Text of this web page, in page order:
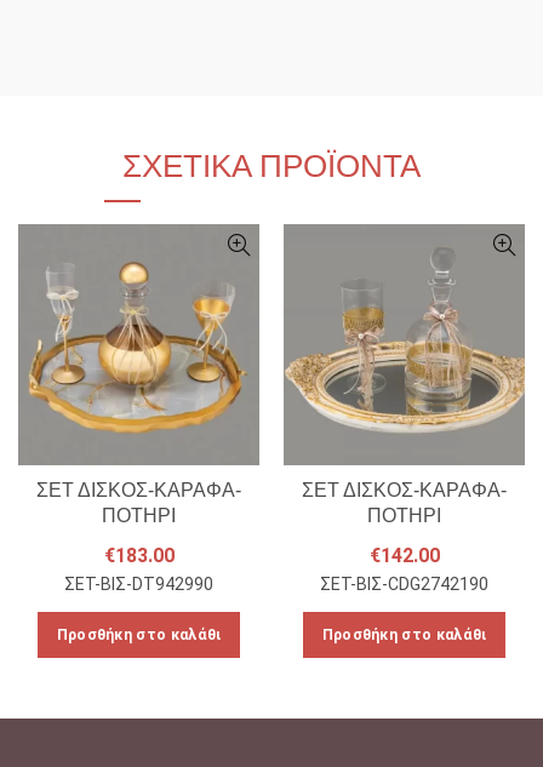
ΣΧΕΤΙΚΆ ΠΡΟΪΌΝΤΑ
ΣΕΤ ΔΙΣΚΟΣ-ΚΑΡΑΦΑ-
ΠΟΤΗΡΙ
€183.00
ΣΕΤ-ΒΙΣ-DT942990
Προσθήκη στο καλάθι
ΣΕΤ ΔΙΣΚΟΣ-ΚΑΡΑΦΑ-
ΠΟΤΗΡΙ
€142.00
ΣΕΤ-ΒΙΣ-CDG2742190
Προσθήκη στο καλάθι